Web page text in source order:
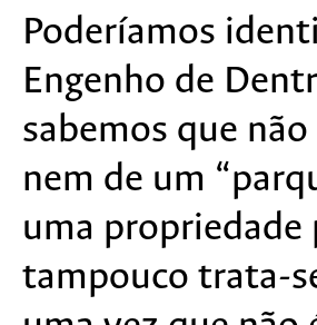
Poderíamos
Engenho de
sabemos que
nem de um
uma
tampouco trata-